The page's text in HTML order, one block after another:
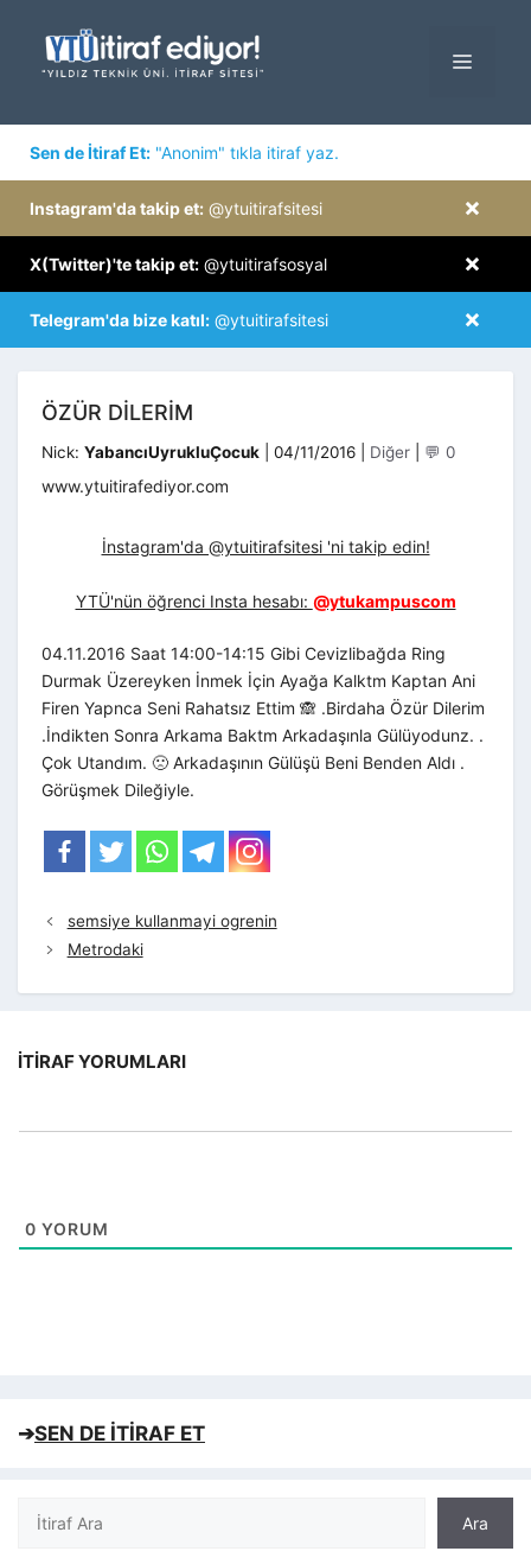
MENÜ
Sen de İtiraf Et: "Anonim" tıkla itiraf yaz.
×
Instagram'da takip et: @ytuitirafsitesi
×
X(Twitter)'te takip et: @ytuitirafsosyal
×
Telegram'da bize katıl: @ytuitirafsitesi
ÖZÜR DILERIM
Nick: YabancıUyrukluÇocuk 04/11/2016 Kategoriler
Diğer 💬 0
www.ytuitirafediyor.com
İnstagram'da @ytuitirafsitesi 'ni takip edin!
YTÜ'nün öğrenci Insta hesabı: @ytukampuscom
04.11.2016 Saat 14:00-14:15 Gibi Cevizlibağda Ring
Durmak Üzereyken İnmek İçin Ayağa Kalktm Kaptan Ani
Firen Yapnca Seni Rahatsız Ettim 🙈 .Birdaha Özür Dilerim
.İndikten Sonra Arkama Baktm Arkadaşınla Gülüyodunz. .
Çok Utandım. 🙁 Arkadaşının Gülüşü Beni Benden Aldı .
Görüşmek Dileğiyle.
semsiye kullanmayi ogrenin
Metrodaki
İTIRAF YORUMLARI
0 YORUM
➔SEN DE İTİRAF ET
Ara
Ara